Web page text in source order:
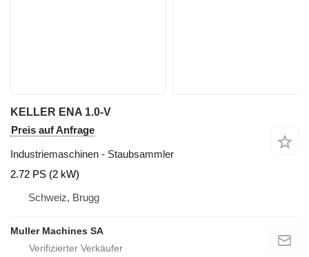
KELLER ENA 1.0-V
Preis auf Anfrage
Industriemaschinen - Staubsammler
2.72 PS (2 kW)
Schweiz, Brugg
Muller Machines SA